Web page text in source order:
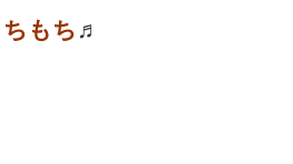
もち ♬